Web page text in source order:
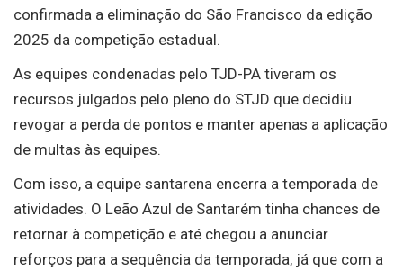
confirmada a eliminação do São Francisco da edição
2025 da competição estadual.
As equipes condenadas pelo TJD-PA tiveram os
recursos julgados pelo pleno do STJD que decidiu
revogar a perda de pontos e manter apenas a aplicação
de multas às equipes.
Com isso, a equipe santarena encerra a temporada de
atividades. O Leão Azul de Santarém tinha chances de
retornar à competição e até chegou a anunciar
reforços para a sequência da temporada, já que com a